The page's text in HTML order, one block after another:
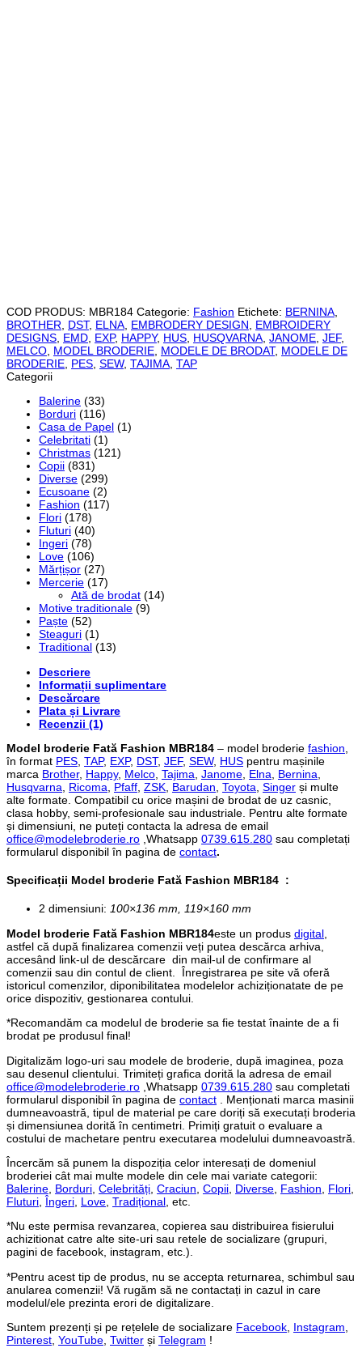
COD PRODUS: MBR184 Categorie: Fashion Etichete: BERNINA
BROTHER
DST, ELNA EMBRODERY DESIGN
EMBROIDERY
DESIGNS EMD EXP, HAPPY, HUS HUSQVARNA JANOME JEF,
MELCO MODEL BRODERIE MODELE DE BRODAT, MODELE DE
BRODERIE PES SEW, TAJIMA TAP
Categorii
Balerine (33)
Borduri (116)
Casa de Papel (1)
Celebritati (1)
Christmas (121)
Copii (831)
Diverse (299)
Ecusoane (2)
Fashion (117)
Flori (178)
Fluturi (40)
Ingeri (78)
Love (106)
Mărțișor (27)
Mercerie (17)
Ată de brodat (14)
Motive traditionale (9)
Paște (52)
Steaguri (1)
Traditional (13)
Descriere
Informații suplimentare
Descărcare
Plata și Livrare
Recenzii (1)
Model broderie Fată Fashion MBR184 – model broderie fashion
în format PES TAP, EXP, DST, JEF, SEW, HUS pentru mașinile
marca Brother, Happy, Melco Tajima Janome Elna Bernina
Husqvarna
Ricoma Pfaff ZSK Barudan Toyota Singer și multe
alte formate. Compatibil cu orice mașini de brodat de uz casnic,
clasa hobby, semi-profesionale sau industriale. Pentru alte formate
și dimensiuni, ne puteți contacta la adresa de email
office@modelebroderie.ro ,Whatsapp 0739.615.280 sau completați
formularul disponibil în pagina de contact.
Specificații Model broderie Fată Fashion MBR184 :
2 dimensiuni: 100×136 mm, 119×160 mm
Model broderie Fată Fashion MBR184este un produs digital
astfel că după finalizarea comenzii veți putea descărca arhiva,
accesând link-ul de descărcare din mail-ul de confirmare al
comenzii sau din contul de client. Înregistrarea pe site vă oferă
istoricul comenzilor, diponibilitatea modelelor achiziționatate de pe
orice dispozitiv, gestionarea contului.
*Recomandăm ca modelul de broderie sa fie testat înainte de a fi
brodat pe produsul final!
Digitalizăm logo-uri sau modele de broderie, după imaginea, poza
sau desenul clientului. Trimiteți grafica dorită la adresa de email
office@modelebroderie.ro ,Whatsapp 0739.615.280 sau completati
formularul disponibil în pagina de contact . Menționati marca masinii
dumneavoastră, tipul de material pe care doriți să executați broderia
și dimensiunea dorită în centimetri. Primiți gratuit o evaluare a
costului de machetare pentru executarea modelului dumneavoastră.
Încercăm să punem la dispoziția celor interesați de domeniul
broderiei cât mai multe modele din cele mai variate categorii:
Balerine Borduri Celebrități Craciun Copii Diverse Fashion Flori
Fluturi Îngeri Love Tradițional , etc.
*Nu este permisa revanzarea, copierea sau distribuirea fisierului
achizitionat catre alte site-uri sau retele de socializare (grupuri,
pagini de facebook, instagram, etc.).
*Pentru acest tip de produs, nu se accepta returnarea, schimbul sau
anularea comenzii! Vă rugăm să ne contactați in cazul in care
modelul/ele prezinta erori de digitalizare.
Suntem prezenți și pe rețelele de socializare Facebook Instagram
Pinterest YouTube Twitter și Telegram !